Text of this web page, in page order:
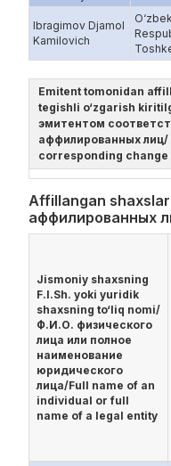
Ibragimov Djamol
Kamilovich
Emitent tomonidan
tegishli o‘zgarish
эмитентом
аффилированных лиц/
corresponding
Affillangan
аффилированных
Jismoniy shaxsning
F.I.Sh. yoki yuridik
shaxsning to‘liq nomi/
Ф.И.О. физического
лица или полное
наименование
юридического
лица/Full name of an
individual or full
name of a legal entity